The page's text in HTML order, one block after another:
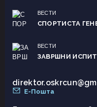
ВЕСТИ
СПОРТИСТА
ВЕСТИ
ЗАВРШНИ
Е-Пошта